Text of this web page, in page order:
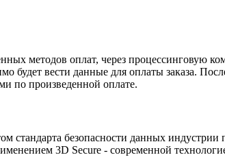
методов оплат, через процессинговую
будет вести данные для оплаты заказа.
по произведенной оплате.
стандарта безопасности данных
3D Secure - современной